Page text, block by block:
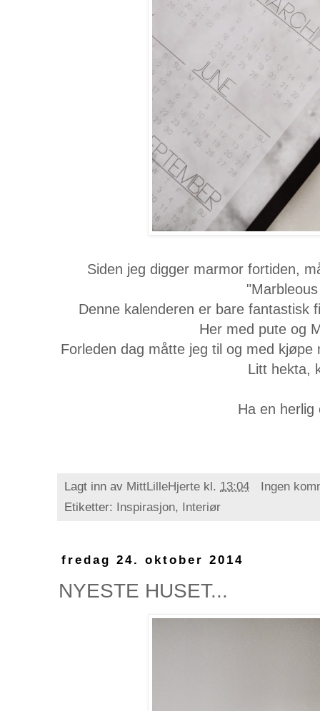
Siden jeg digger marmor fortiden,
Denne kalenderen er bare fantastisk
Her med pute og
Forleden dag måtte jeg til og med
Litt hekta,
Ha en herlig
Lagt inn av MittLilleHjerte kl. 13:04
Ingen
Etiketter:
Inspirasjon, Interiør
fredag 24. oktober 2014
NYESTE HUSET...